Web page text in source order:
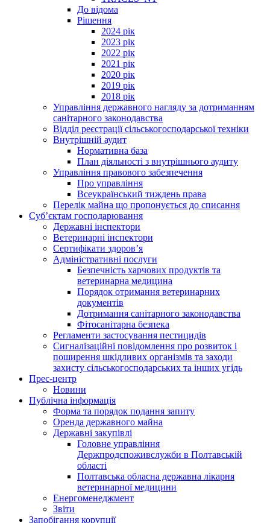
До відома
Рішення
2024 рік
2023 рік
2022 рік
2021 рік
2020 рік
2019 рік
2018 рік
Управління державного нагляду за дотриманням
санітарного законодавства
Відділ реєстрації сільськогосподарської техніки
Внутрішній аудит
Нормативна база
План діяльності з внутрішнього аудиту
Управління правового забезпечення
Про управління
Всеукраїнський тиждень права
Перелік майна що пропонується до списання
Суб’єктам господарювання
Державні інспектори
Ветеринарні інспектори
Сертифікати здоров’я
Адміністративні послуги
Безпечність харчових продуктів та
ветеринарна медицина
Порядок отримання ветеринарних
документів
Дотримання санітарного законодавства
Фітосанітарна безпека
Регламенти застосування пестицидів
Сигналізаційні повідомлення про розвиток і
поширення шкідливих організмів та заходи
захисту сільськогосподарських та інших угідь
Прес-центр
Новини
Публічна інформація
Форма та порядок подання запиту
Оренда державного майна
Державні закупівлі
Головне управління
Держпродспоживслужби в Полтавській
області
Полтавська обласна державна лікарня
ветеринарної медицини
Енергоменеджмент
Звіти
Запобігання корупції